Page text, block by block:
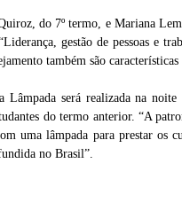
do 7º termo, e Mariana
gestão de pessoas e
também são
Lâmpada será realizada na
do termo anterior. “A
uma lâmpada para prestar os
no Brasil”.